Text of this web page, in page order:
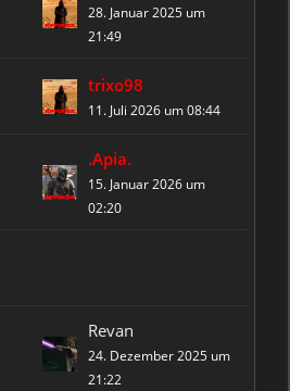
28. Januar 2025 um
21:49
trixo98
11. Juli 2026 um 08:44
.Apia.
15. Januar 2026 um
02:20
Revan
24. Dezember 2025 um
21:22